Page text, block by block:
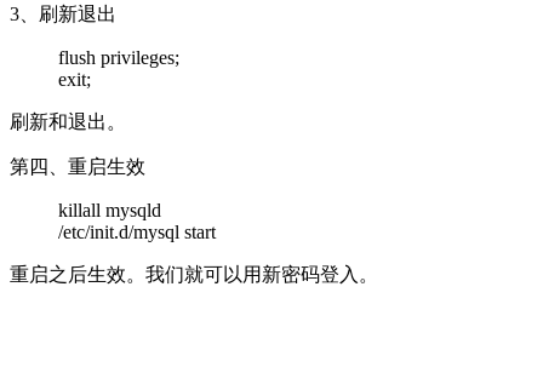
3、刷新退出
flush privileges;
exit;
刷新和退出。
第四、重启生效
killall mysqld
/etc/init.d/mysql start
重启之后生效。我们就可以用新密码登入。